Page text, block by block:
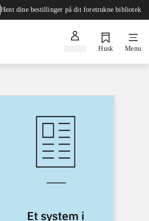
Hent dine bestillinger på dit foretrukne bibliotek
Husk Menu